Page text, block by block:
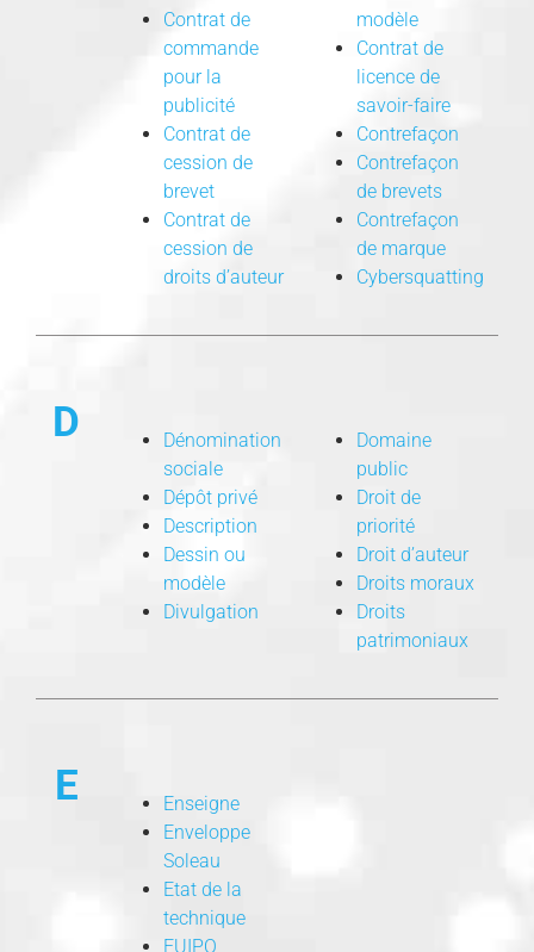
Contrat de
commande
pour la
publicité
Contrat de
cession de
brevet
Contrat de
cession de
droits d’auteur
modèle
Contrat de
licence de
savoir-faire
Contrefaçon
Contrefaçon
de brevets
Contrefaçon
de marque
Cybersquatting
D
Dénomination
sociale
Dépôt privé
Description
Dessin ou
modèle
Divulgation
Domaine
public
Droit de
priorité
Droit d’auteur
Droits moraux
Droits
patrimoniaux
E
Enseigne
Enveloppe
Soleau
Etat de la
technique
EUIPO